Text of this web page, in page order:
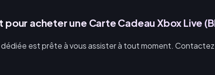
acheter une Carte Cadeau Xbox Live
est prête à vous assister à tout moment.